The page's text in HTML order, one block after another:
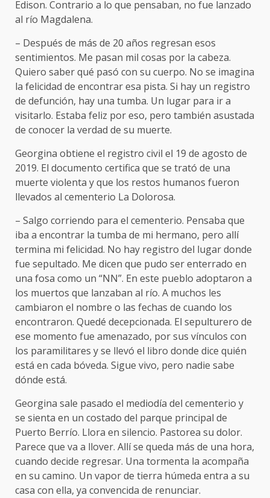
Edison. Contrario a lo que pensaban, no fue lanzado
al río Magdalena.
– Después de más de 20 años regresan esos
sentimientos. Me pasan mil cosas por la cabeza.
Quiero saber qué pasó con su cuerpo. No se imagina
la felicidad de encontrar esa pista. Si hay un registro
de defunción, hay una tumba. Un lugar para ir a
visitarlo. Estaba feliz por eso, pero también asustada
de conocer la verdad de su muerte.
Georgina obtiene el registro civil el 19 de agosto de
2019. El documento certifica que se trató de una
muerte violenta y que los restos humanos fueron
llevados al cementerio La Dolorosa.
– Salgo corriendo para el cementerio. Pensaba que
iba a encontrar la tumba de mi hermano, pero allí
termina mi felicidad. No hay registro del lugar donde
fue sepultado. Me dicen que pudo ser enterrado en
una fosa como un “NN”. En este pueblo adoptaron a
los muertos que lanzaban al río. A muchos les
cambiaron el nombre o las fechas de cuando los
encontraron. Quedé decepcionada. El sepulturero de
ese momento fue amenazado, por sus vínculos con
los paramilitares y se llevó el libro donde dice quién
está en cada bóveda. Sigue vivo, pero nadie sabe
dónde está.
Georgina sale pasado el mediodía del cementerio y
se sienta en un costado del parque principal de
Puerto Berrío. Llora en silencio. Pastorea su dolor.
Parece que va a llover. Allí se queda más de una hora,
cuando decide regresar. Una tormenta la acompaña
en su camino. Un vapor de tierra húmeda entra a su
casa con ella, ya convencida de renunciar.